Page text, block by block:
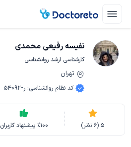
نفیسه رفیعی محمدی
کارشناسی ارشد روانشناسی
تهران
کد نظام روانشناسی: ر-54092
5
(
6نظر) ٪100 پیشنهاد کاربران